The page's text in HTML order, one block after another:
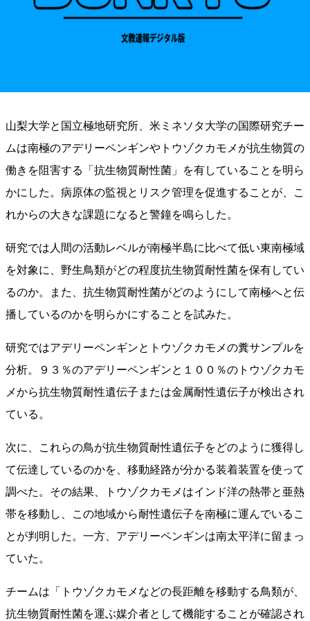
山梨大学と国立極地研究所、米ミネソタ大学の国際研究チー
ムは南極のアデリーペンギンやトウゾクカモメが抗生物質の
働きを阻害する「抗生物質耐性菌」を有していることを明ら
かにした。病原体の監視とリスク管理を促進することが、こ
れからの大きな課題になると警鐘を鳴らした。
研究では人間の活動レベルが南極半島に比べて低い東南極域
を対象に、野生鳥類がどの程度抗生物質耐性菌を保有してい
るのか。また、抗生物質耐性菌がどのようにして南極へと伝
播しているのかを明らかにすることを試みた。
研究ではアデリーペンギンとトウゾクカモメの糞サンプルを
分析。９３％のアデリーペンギンと１００％のトウゾクカモ
メから抗生物質耐性遺伝子または金属耐性遺伝子が検出され
ている。
次に、これらの鳥が抗生物質耐性遺伝子をどのように獲得し
て伝達しているのかを、移動経路が分かる装着装置を使って
調べた。その結果、トウゾクカモメはインド洋の熱帯と亜熱
帯を移動し、この地域から耐性遺伝子を南極に運んでいるこ
とが判明した。一方、アデリーペンギンは南太平洋に留まっ
ていた。
チームは「トウゾクカモメなどの長距離を移動する鳥類が、
抗生物質耐性菌を運ぶ媒介者として機能することが確認され